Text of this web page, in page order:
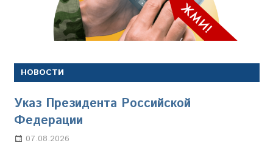
НОВОСТИ
Указ Президента Российской
Федерации
07.08.2026